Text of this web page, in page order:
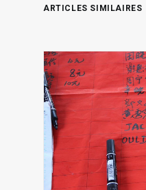
ARTICLES SIMILAIRES